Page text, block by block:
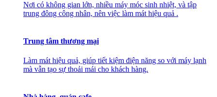
Nơi có không gian lớn, nhiều máy móc sinh nhiệt, và tập
trung đông công nhân, nên việc làm mát hiệu quả .
Trung tâm thương mại
Làm mát hiệu quả, giúp tiết kiệm điện năng so với máy lạnh
mà vẫn tạo sự thoải mái cho khách hàng.